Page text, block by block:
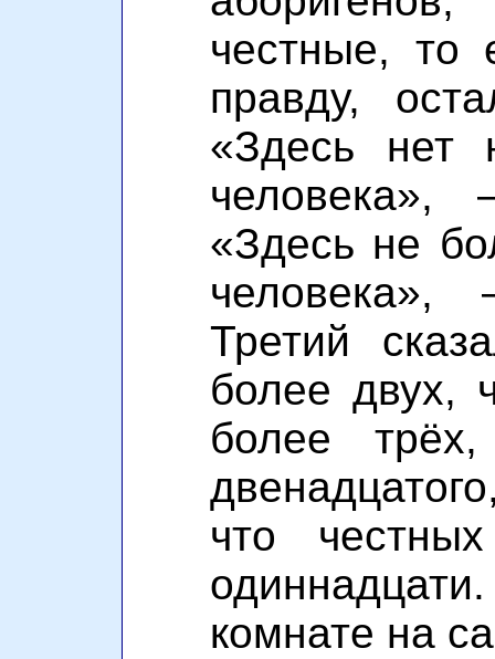
честные, то
правду,
«Здесь нет
«Здесь не
Третий
более двух,
более
что
комнате на